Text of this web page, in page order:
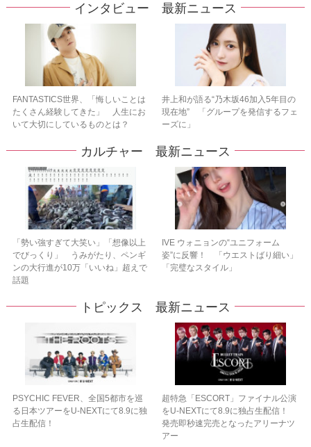
インタビュー 最新ニュース
FANTASTICS世界、「悔しいことは
たくさん経験してきた」 人生にお
いて大切にしているものとは？
井上和が語る“乃木坂46加入5年目の
現在地” 「グループを発信するフェ
ーズに」
カルチャー 最新ニュース
「勢い強すぎて大笑い」「想像以上
でびっくり」 うみがたり、ペンギ
ンの大行進が10万「いいね」超えで
話題
IVE ウォニョンの“ユニフォーム
姿”に反響！ 「ウエストばり細い」
「完璧なスタイル」
トピックス 最新ニュース
PSYCHIC FEVER、全国5都市を巡
る日本ツアーをU‐NEXTにて8.9に独
占生配信！
超特急「ESCORT」ファイナル公演
をU-NEXTにて8.9に独占生配信！
発売即秒速完売となったアリーナツ
アー